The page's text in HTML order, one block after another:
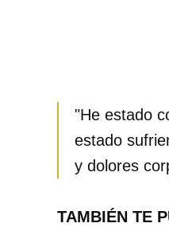
"He estado
estado
y dolores
TAMBIÉN TE